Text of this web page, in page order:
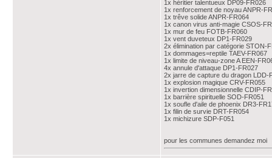
1x héritier talentueux DP09-FR026
1x renforcement de noyau ANPR-
1x trêve solide ANPR-FR064
1x canon virus anti-magie CSOS-
1x mur de feu FOTB-FR060
1x vent duveteux DP1-FR029
2x élimination par catégorie STON-
1x dommages=reptile TAEV-FR067
1x limite de niveau-zone A EEN-
4x annule d'attaque DP1-FR027
2x jarre de capture du dragon LDD-
1x explosion magique CRV-FR055
1x invertion dimensionnelle CDIP-
1x barrière spirituelle SOD-FR051
1x soufle d'aile de phoenix DR3-
1x filin de survie DRT-FR054
1x michizure SDP-F051
pour les communes demandez moi